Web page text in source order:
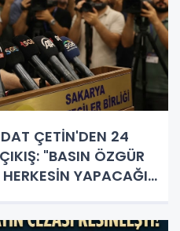
ÇETİN'DEN 24
"BASIN ÖZGÜR
YAPACAĞI